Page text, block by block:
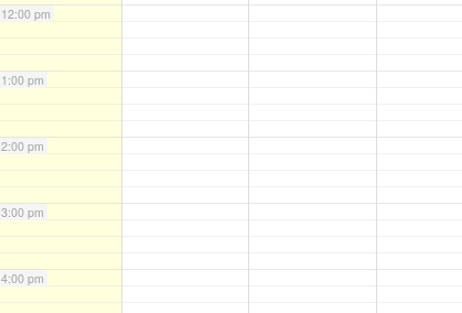
12:00 pm
1:00 pm
2:00 pm
3:00 pm
4:00 pm